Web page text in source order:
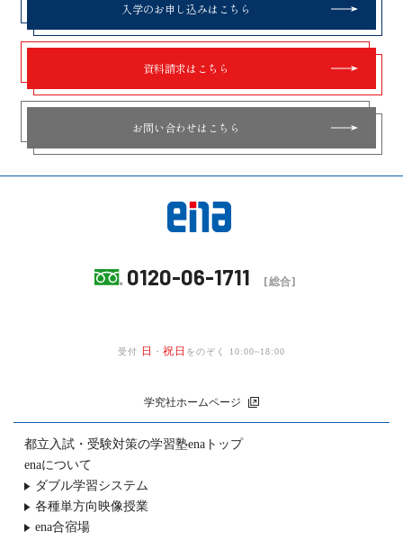
入学のお申し込みはこちら
資料請求はこちら
お問い合わせはこちら
0120-06-1711 [総合]
受付 日 ・ 祝日 をのぞく 10:00~18:00
学究社ホームページ
都立入試・受験対策の学習塾enaトップ
enaについて
ダブル学習システム
各種単方向映像授業
ena合宿場